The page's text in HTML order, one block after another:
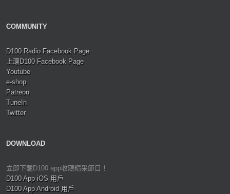
COMMUNITY
D100 Radio Facebook Page
上環D100 Facebook Page
Youtube
e-shop
Patreon
TuneIn
Twitter
DOWNLOAD
立即下載D100 app收聽精采節目！
D100 App iOS 用戶
D100 App Android 用戶